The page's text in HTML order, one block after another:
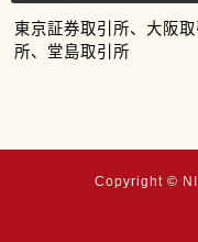
東京証券取引所、大阪
所、堂島取引所
Copyright ©